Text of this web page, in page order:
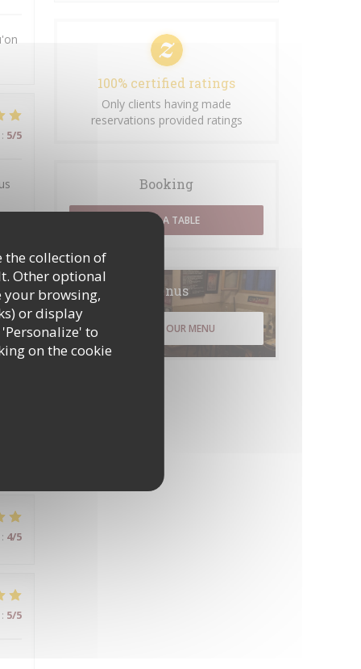
the collection of
Other optional
your browsing,
or display
to
on the cookie
: 5/5
: 5 /5
: 4/5
: 5/5
100% certified ratings
Only clients having made
reservations provided ratings
Booking
BOOK A TABLE
Menus
DISCOVER OUR MENU